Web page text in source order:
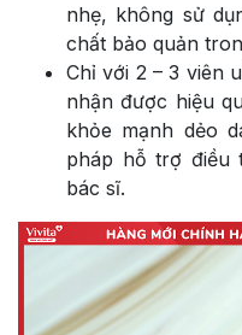
nhẹ, không sử
chất bảo quản
Chỉ với 2 – 3 viên
nhận được hiệu
khỏe mạnh dẻo
pháp hỗ trợ điều
bác sĩ.